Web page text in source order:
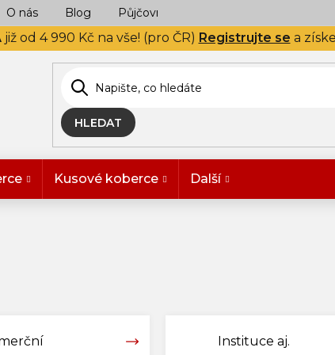
již od 4 990 Kč na vše! (pro ČR) Registrujte se a
O nás Blog Půjčovna
HLEDAT
Kusové koberce Další
Instituce aj.